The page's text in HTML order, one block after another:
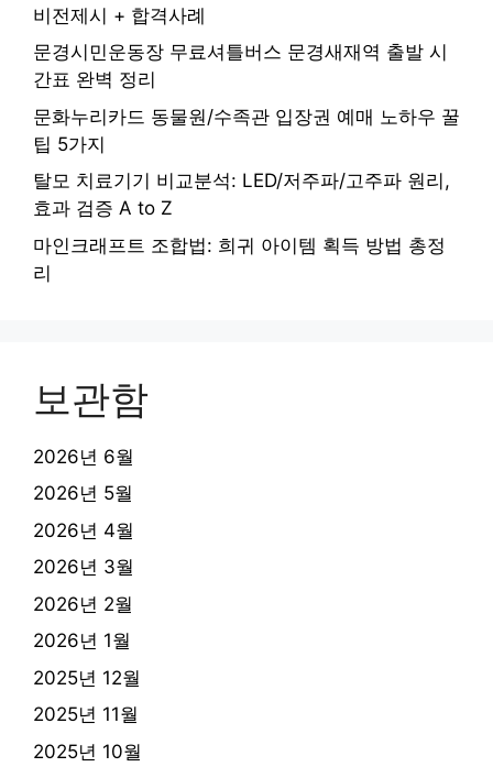
비전제시 + 합격사례
문경시민운동장 무료셔틀버스 문경새재역 출발 시
간표 완벽 정리
문화누리카드 동물원/수족관 입장권 예매 노하우 꿀
팁 5가지
탈모 치료기기 비교분석: LED/저주파/고주파 원리,
효과 검증 A to Z
마인크래프트 조합법: 희귀 아이템 획득 방법 총정
리
보관함
2026년 6월
2026년 5월
2026년 4월
2026년 3월
2026년 2월
2026년 1월
2025년 12월
2025년 11월
2025년 10월